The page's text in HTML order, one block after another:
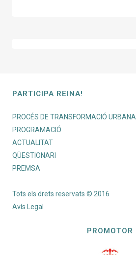
PARTICIPA REINA!
PROCÉS DE TRANSFORMACIÓ URBANA
PROGRAMACIÓ
ACTUALITAT
QÜESTIONARI
PREMSA
Tots els drets reservats © 2016
Avís Legal
PROMOTOR